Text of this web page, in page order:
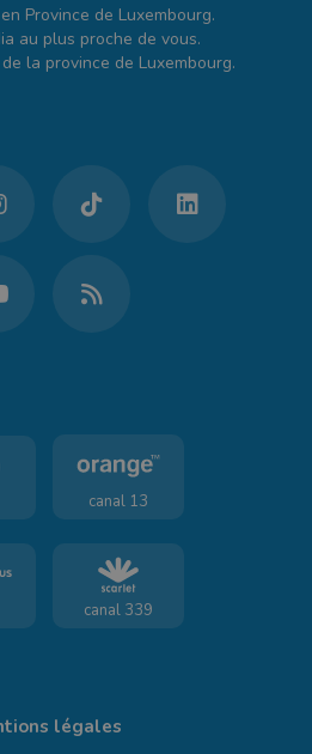
Province de Luxembourg.
au plus proche de vous.
la province de Luxembourg.
canal 13
canal 339
légales